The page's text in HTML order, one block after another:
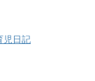
児日記